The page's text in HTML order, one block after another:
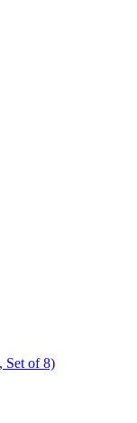
Set of 8)